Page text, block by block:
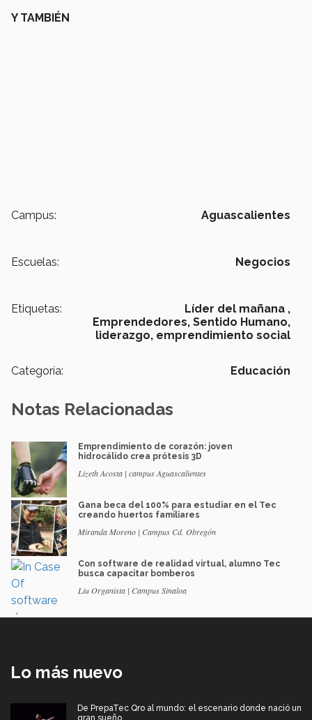
Y TAMBIÉN
Campus: Aguascalientes
Escuelas: Negocios
Etiquetas:
Líder del mañana ,
Emprendedores, Sentido Humano,
liderazgo, emprendimiento social
Categoría: Educación
Notas Relacionadas
Emprendimiento de corazón: joven
hidrocálido crea prótesis 3D
Lizeth Acosta | campus Aguascalientes
Gana beca del 100% para estudiar en el Tec
creando huertos familiares
Miranda Moreno | Campus Cd. Obregón
Con software de realidad virtual, alumno Tec
busca capacitar bomberos
Liu Organista | Campus Sinaloa
Lo más nuevo
De PrepaTec Qro al mundo: el escenario donde nació un
gran sueño